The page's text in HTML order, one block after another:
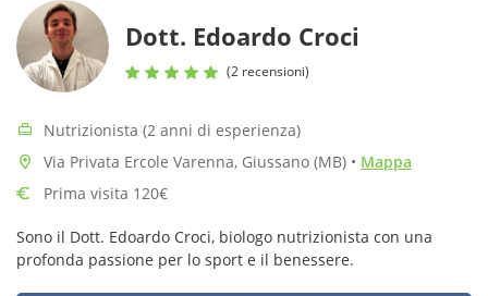
Dott. Edoardo Croci
(2 recensioni)
Nutrizionista (2 anni di esperienza)
Via Privata Ercole Varenna, Giussano (MB) • Mappa
Prima visita 120€
Sono il Dott. Edoardo Croci, biologo nutrizionista con una
profonda passione per lo sport e il benessere.